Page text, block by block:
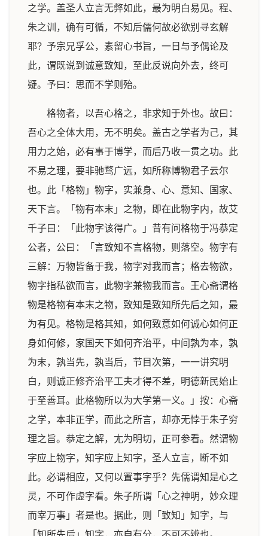
之学。盖圣人立言无弊如此，最为明白易见。程、
朱之训，确有可循，不知后儒何故必欲别寻玄解
耶？予宗兄孚公，素留心书旨，一日与予偶论及
此，谓既说到诚意致知，至此反说向外去，终可
疑。予曰：思而不学则殆。
格物者，以吾心格之，非求知于外也。故曰：
吾心之全体大用，无不明矣。盖古之学者为己，其
用力之始，必有事于博学，而后乃收一贯之功。此
不易之理，要非驰骛广远，如所称博物君子云尔
也。此「格物」物字，实兼身、心、意知、国家、
天下言。「物有本末」之物，即在此物字内，故艾
千子曰：「此物字该得广。」昔有问格物于冯恭定
公者，公曰：「言致知不言格物，则落空。物字有
三解：万物皆备于我，物字对我而言；格去物欲，
物字指私欲而言，此物字兼物我而言。王心斋谓格
物是格物有本末之物，致知是致知所先后之知，最
为有见。格物是格其知，如何致意如何诚心如何正
身如何修，家国天下如何齐治平，中间孰为本，孰
为末，孰当先，孰当后，节目次第，一一讲究明
白，则诚正修齐治平工夫才得不差，明德新民始止
于至善耳。此格物所以为大学第一义。」按：心斋
之学，本非正学，而此之所言，却亦无悖于朱子穷
理之旨。恭定之解，尢为明切，正可参看。然谓物
字应上物字，知字应上知字，圣人立言，断不如
此。必谓相应，又何以置事字乎？先儒谓知是心之
灵，不可作虚字看。朱子所谓「心之神明，妙众理
而宰万事」者是也。据此，则「致知」知字，与